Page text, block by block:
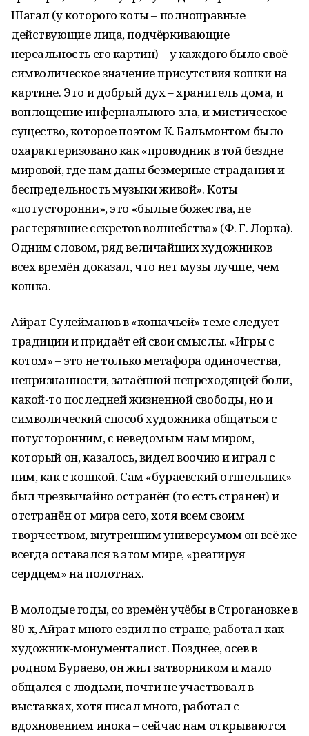
Шагал (у которого коты – полноправные
действующие лица, подчёркивающие
нереальность его картин) – у каждого было своё
символическое значение присутствия кошки на
картине. Это и добрый дух – хранитель дома, и
воплощение инфернального зла, и мистическое
существо, которое поэтом К. Бальмонтом было
охарактеризовано как «проводник в той бездне
мировой, где нам даны безмерные страдания и
беспредельность музыки живой». Коты
«потусторонни», это «былые божества, не
растерявшие секретов волшебства» (Ф. Г. Лорка).
Одним словом, ряд величайших художников
всех времён доказал, что нет музы лучше, чем
кошка.
Айрат Сулейманов в «кошачьей» теме следует
традиции и придаёт ей свои смыслы. «Игры с
котом» – это не только метафора одиночества,
непризнанности, затаённой непреходящей боли,
какой-то последней жизненной свободы, но и
символический способ художника общаться с
потусторонним, с неведомым нам миром,
который он, казалось, видел воочию и играл с
ним, как с кошкой. Сам «бураевский отшельник»
был чрезвычайно остранён (то есть странен) и
отстранён от мира сего, хотя всем своим
творчеством, внутренним универсумом он всё же
всегда оставался в этом мире, «реагируя
сердцем» на полотнах.
В молодые годы, со времён учёбы в Строгановке в
80-х, Айрат много ездил по стране, работал как
художник-монументалист. Позднее, осев в
родном Бураево, он жил затворником и мало
общался с людьми, почти не участвовал в
выставках, хотя писал много, работал с
вдохновением инока – сейчас нам открываются